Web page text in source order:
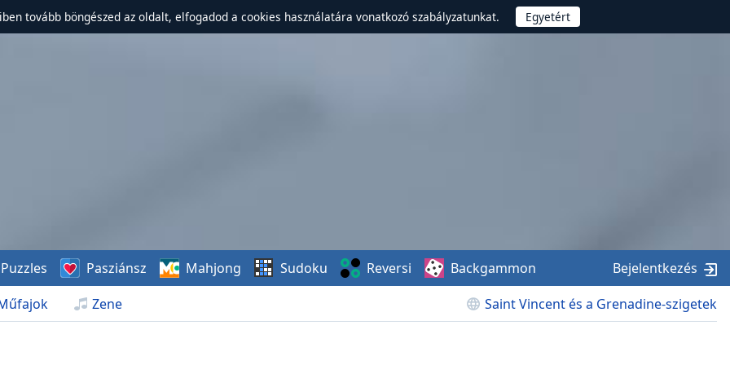
tovább böngészed az oldalt, elfogadod a cookies használatára vonatkozó szabályzatunkat.
Zene Saint Vincent és a Grenadine-szigetek
Puzzles Pasziánsz Mahjong Sudoku Reversi Backgammon Bejelentkezés